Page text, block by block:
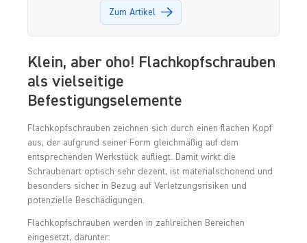
Zum Artikel
Klein, aber oho! Flachkopfschrauben
als vielseitige
Befestigungselemente
Flachkopfschrauben zeichnen sich durch einen flachen Kopf
aus, der aufgrund seiner Form gleichmäßig auf dem
entsprechenden Werkstück aufliegt. Damit wirkt die
Schraubenart optisch sehr dezent, ist materialschonend und
besonders sicher in Bezug auf Verletzungsrisiken und
potenzielle Beschädigungen.
Flachkopfschrauben werden in zahlreichen Bereichen
eingesetzt, darunter: